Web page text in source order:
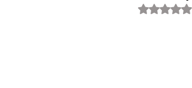
تم التقييم بـ ليس رقمًا من أصل 5 نجوم.